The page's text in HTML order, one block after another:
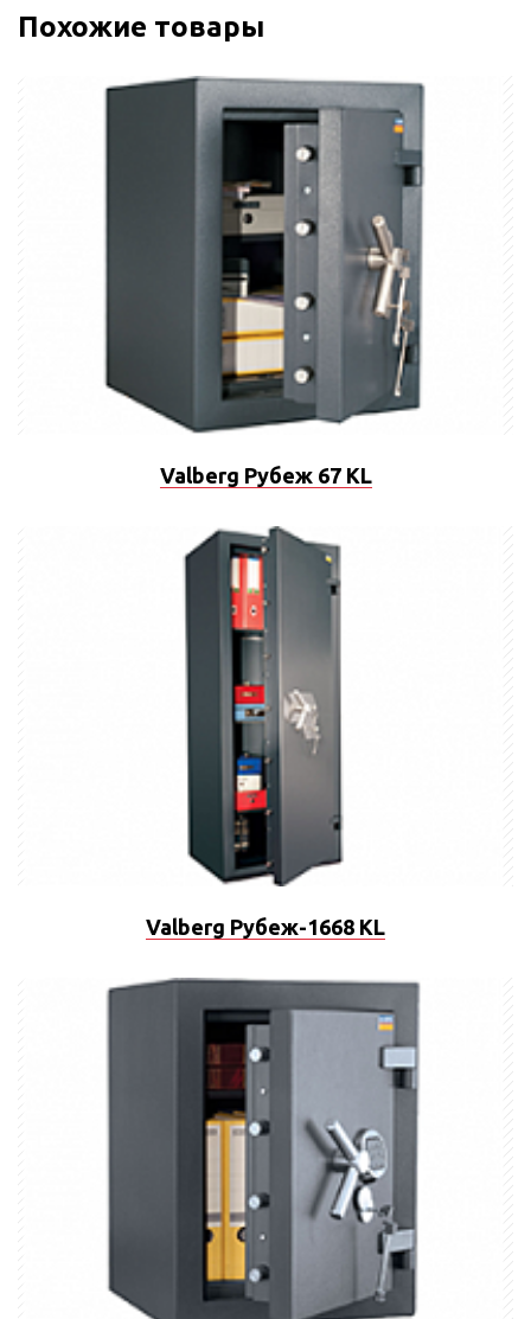
Похожие товары
Valberg Рубеж 67 KL
Valberg Рубеж-1668 KL